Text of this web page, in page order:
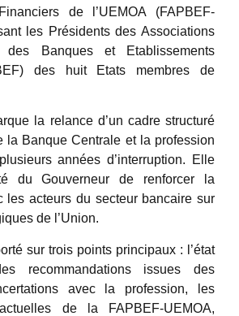
de l’UEMOA (FAPBEF-
les Présidents des Associations
des Banques et Etablissements
des huit Etats membres de
la relance d’un cadre structuré
la Banque Centrale et la profession
années d’interruption. Elle
du Gouverneur de renforcer la
les acteurs du secteur bancaire sur
de l’Union.
sur trois points principaux : l’état
recommandations issues des
avec la profession, les
de la FAPBEF-UEMOA,